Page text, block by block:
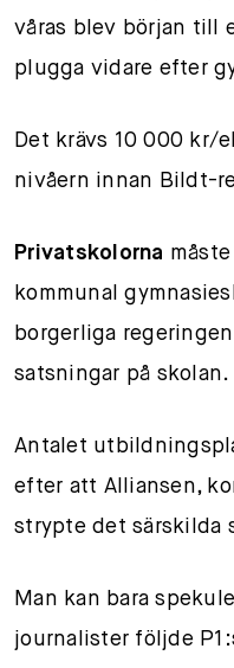
våras blev början till
plugga vidare efter
Det krävs 10 000 kr/
nivåern innan Bildt-
Privatskolorna
kommunal
borgerliga
satsningar på skolan.
Antalet
efter att Alliansen,
strypte det särskilda
Man kan bara
journalister följde